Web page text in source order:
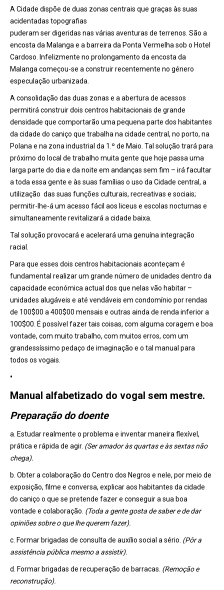
A Cidade dispõe de duas zonas centrais que graças às suas
acidentadas topografias
puderam ser digeridas nas várias aventuras de terrenos. São a
encosta da Malanga e a barreira da Ponta Vermelha sob o Hotel
Cardoso. Infelizmente no prolongamento da encosta da
Malanga começou-se a construir recentemente no género
especulação urbanizada.
A consolidação das duas zonas e a abertura de acessos
permitirá construir dois centros habitacionais de grande
densidade que comportarão uma pequena parte dos habitantes
da cidade do caniço que trabalha na cidade central, no porto, na
Polana e na zona industrial da 1.º de Maio. Tal solução trará para
próximo do local de trabalho muita gente que hoje passa uma
larga parte do dia e da noite em andanças sem fim – irá facultar
a toda essa gente e às suas famílias o uso da Cidade central, a
utilização das suas funções culturais, recreativas e sociais;
permitir-lhe-á um acesso fácil aos liceus e escolas nocturnas e
simultaneamente revitalizará a cidade baixa.
Tal solução provocará e acelerará uma genuína integração
racial.
Para que esses dois centros habitacionais aconteçam é
fundamental realizar um grande número de unidades dentro da
capacidade económica actual dos que nelas vão habitar –
unidades alugáveis e até vendáveis em condomínio por rendas
de 100$00 a 400$00 mensais e outras ainda de renda inferior a
100$00. É possível fazer tais coisas, com alguma coragem e boa
vontade, com muito trabalho, com muitos erros, com um
grandessíssimo pedaço de imaginação e o tal manual para
todos os vogais.
•
Manual alfabetizado do vogal sem mestre.
Preparação do doente
a. Estudar realmente o problema e inventar maneira flexível,
prática e rápida de agir. (Ser amador às quartas e às sextas não
chega).
b. Obter a colaboração do Centro dos Negros e nele, por meio de
exposição, filme e conversa, explicar aos habitantes da cidade
do caniço o que se pretende fazer e conseguir a sua boa
vontade e colaboração. (Toda a gente gosta de saber e de dar
opiniões sobre o que lhe querem fazer).
c. Formar brigadas de consulta de auxílio social a sério. (Pôr a
assistência pública mesmo a assistir).
d. Formar brigadas de recuperação de barracas. (Remoção e
reconstrução).